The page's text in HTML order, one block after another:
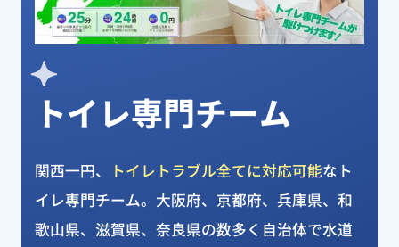
トイレ専門チーム
関西一円、 トイレトラブル全てに対応可能なト
イレ専門チーム。大阪府、京都府、兵庫県、和
歌山県、滋賀県、奈良県の数多く自治体で水道